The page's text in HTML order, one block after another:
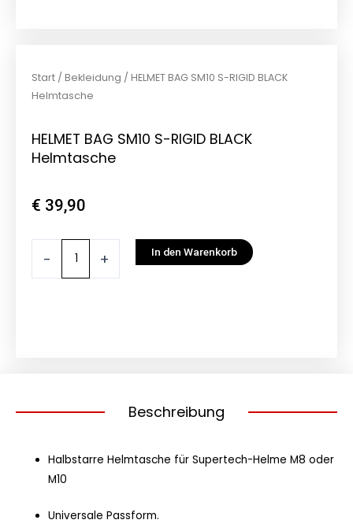
Start / Bekleidung / HELMET BAG SM10 S-RIGID BLACK
Helmtasche
HELMET BAG SM10 S-RIGID BLACK
Helmtasche
€ 39,90
- + In den Warenkorb
Beschreibung
Halbstarre Helmtasche für Supertech-Helme M8 oder
M10
Universale Passform.